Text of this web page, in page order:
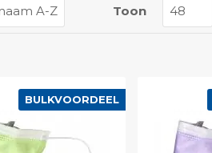
Toon
BULKVOORDEEL